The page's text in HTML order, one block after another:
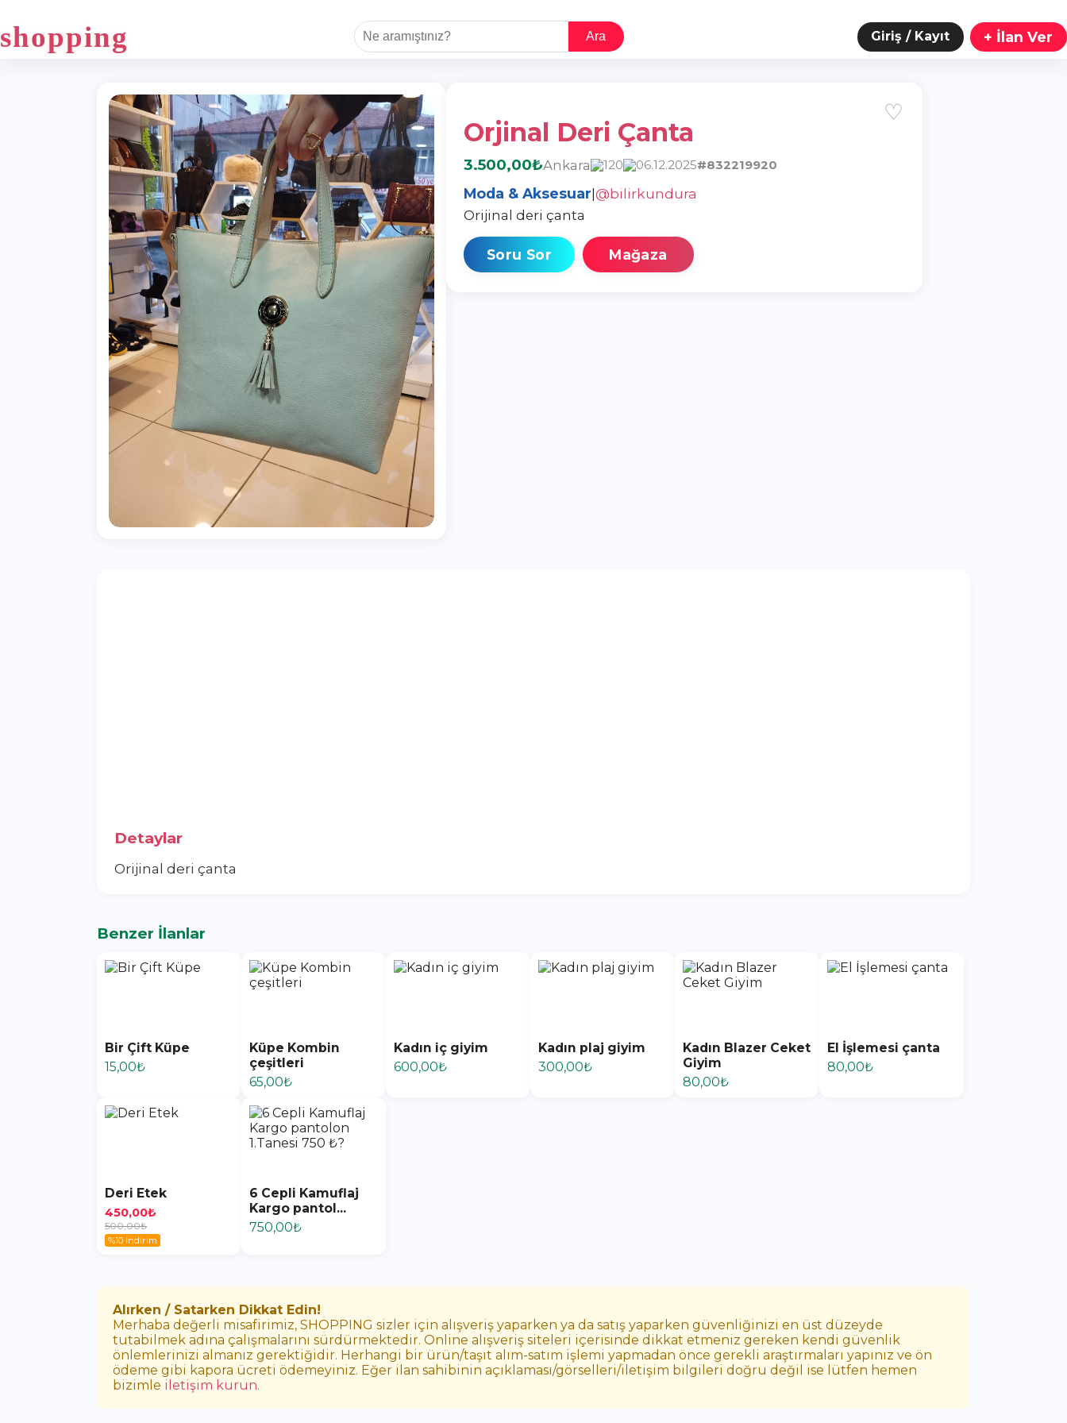
shopping Ara Giriş / Kayıt + İlan Ver
Orjinal Deri Çanta
♡
3.500,00₺Ankara 120 06.12.2025#832219920
Moda & Aksesuar|@bilirkundura
Orijinal deri çanta
Soru Sor Mağaza
Detaylar
Orijinal deri çanta
Benzer İlanlar
Bir Çift Küpe
15,00₺
Küpe Kombin
çeşitleri
65,00₺
Kadın iç giyim
600,00₺
Kadın plaj giyim
300,00₺
Kadın Blazer Ceket
Giyim
80,00₺
El İşlemesi çanta
80,00₺
Deri Etek
450,00₺
500,00₺
%10 İndirim
6 Cepli Kamuflaj
Kargo pantol...
750,00₺
Alırken / Satarken Dikkat Edin!
Merhaba değerli misafirimiz, SHOPPING sizler için alışveriş yaparken ya da satış yaparken güvenliğinizi en üst düzeyde
tutabilmek adına çalışmalarını sürdürmektedir. Online alışveriş siteleri içerisinde dikkat etmeniz gereken kendi güvenlik
önlemlerinizi almanız gerektiğidir. Herhangi bir ürün/taşıt alım-satım işlemi yapmadan önce gerekli araştırmaları yapınız ve ön
ödeme gibi kapora ücreti ödemeyiniz. Eğer ilan sahibinin açıklaması/görselleri/iletişim bilgileri doğru değil ise lütfen hemen
bizimle iletişim kurun.